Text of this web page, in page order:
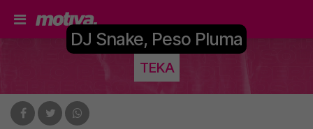
DJ Snake, Peso Pluma
TEKA